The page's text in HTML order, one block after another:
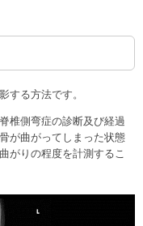
する方法です。
椎側弯症の診断及び経過
が曲がってしまった状態
がりの程度を計測するこ